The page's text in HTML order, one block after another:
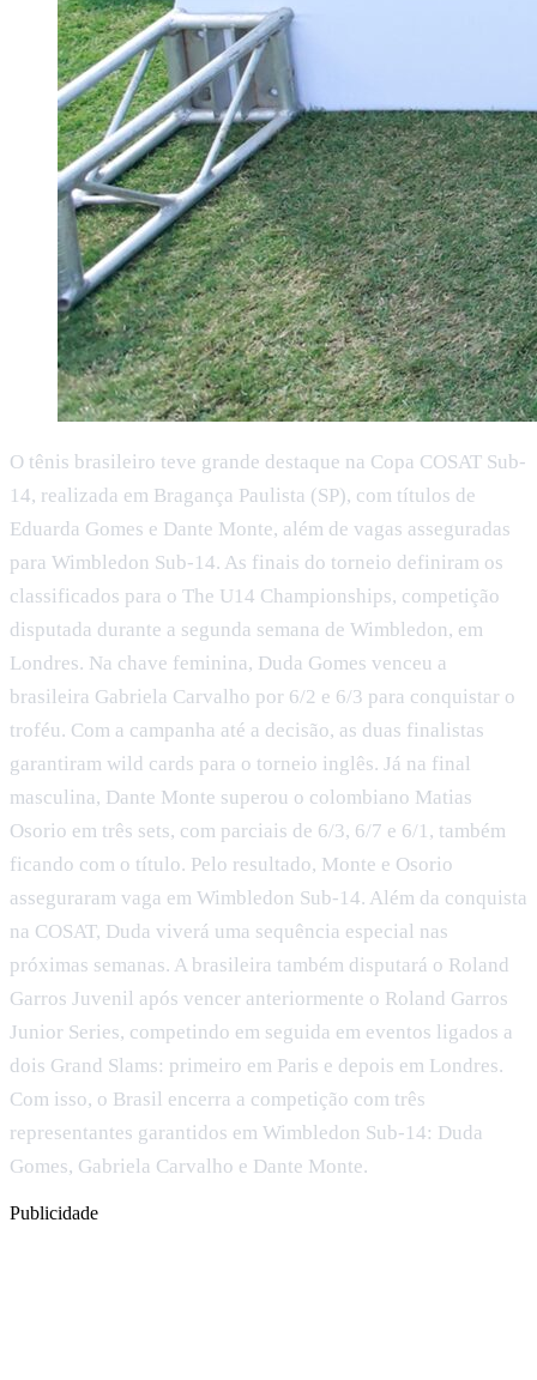
O tênis brasileiro teve grande destaque na Copa COSAT Sub-
14, realizada em Bragança Paulista (SP), com títulos de
Eduarda Gomes e Dante Monte, além de vagas asseguradas
para Wimbledon Sub-14. As finais do torneio definiram os
classificados para o The U14 Championships, competição
disputada durante a segunda semana de Wimbledon, em
Londres. Na chave feminina, Duda Gomes venceu a
brasileira Gabriela Carvalho por 6/2 e 6/3 para conquistar o
troféu. Com a campanha até a decisão, as duas finalistas
garantiram wild cards para o torneio inglês. Já na final
masculina, Dante Monte superou o colombiano Matias
Osorio em três sets, com parciais de 6/3, 6/7 e 6/1, também
ficando com o título. Pelo resultado, Monte e Osorio
asseguraram vaga em Wimbledon Sub-14. Além da conquista
na COSAT, Duda viverá uma sequência especial nas
próximas semanas. A brasileira também disputará o Roland
Garros Juvenil após vencer anteriormente o Roland Garros
Junior Series, competindo em seguida em eventos ligados a
dois Grand Slams: primeiro em Paris e depois em Londres.
Com isso, o Brasil encerra a competição com três
representantes garantidos em Wimbledon Sub-14: Duda
Gomes, Gabriela Carvalho e Dante Monte.
Publicidade